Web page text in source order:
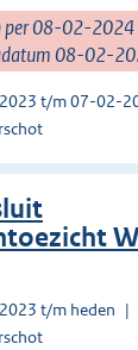
per 08-02-2024
08-02-
t/m 07-02-
t/m heden